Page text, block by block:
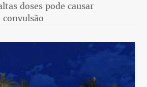
doses pode causar